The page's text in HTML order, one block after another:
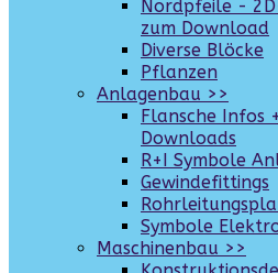
Nordpfeile -
zum Download
Diverse Blöcke
Pflanzen
Anlagenbau >>
Flansche Infos +
Downloads
R+I Symbole
Gewindefittings
Symbole
Maschinenbau >>